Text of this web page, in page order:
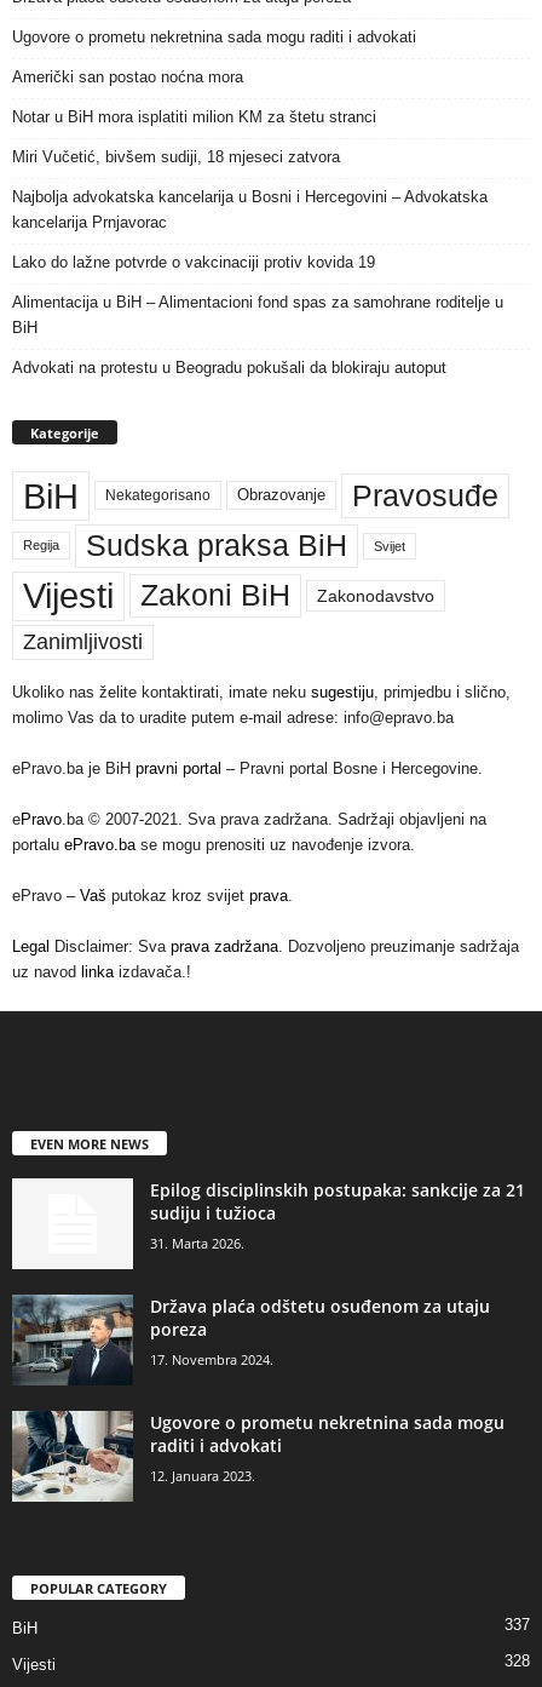
Ugovore o prometu nekretnina sada mogu raditi i advokati
Američki san postao noćna mora
Notar u BiH mora isplatiti milion KM za štetu stranci
Miri Vučetić, bivšem sudiji, 18 mjeseci zatvora
Najbolja advokatska kancelarija u Bosni i Hercegovini – Advokatska
kancelarija Prnjavorac
Lako do lažne potvrde o vakcinaciji protiv kovida 19
Alimentacija u BiH – Alimentacioni fond spas za samohrane roditelje u
BiH
Advokati na protestu u Beogradu pokušali da blokiraju autoput
Kategorije
BiH Nekategorisano Obrazovanje Pravosuđe
Regija Sudska praksa BiH Svijet
Vijesti Zakoni BiH Zakonodavstvo
Zanimljivosti
Ukoliko nas želite kontaktirati, imate neku sugestiju , primjedbu i slično,
molimo Vas da to uradite putem e-mail adrese: info@epravo.ba
ePravo.ba je BiH pravni portal – Pravni portal Bosne i Hercegovine.
ePravo .ba © 2007-2021. Sva prava zadržana. Sadržaji objavljeni na
portalu ePravo.ba se mogu prenositi uz navođenje izvora.
ePravo – Vaš putokaz kroz svijet prava
Legal Disclaimer: Sva prava zadržana . Dozvoljeno preuzimanje sadržaja
uz navod linka izdavača.!
EVEN MORE NEWS
Epilog disciplinskih postupaka: sankcije za 21
sudiju i tužioca
31. Marta 2026.
Država plaća odštetu osuđenom za utaju
poreza
17. Novembra 2024.
Ugovore o prometu nekretnina sada mogu
raditi i advokati
12. Januara 2023.
POPULAR CATEGORY
BiH 337
Vijesti 328